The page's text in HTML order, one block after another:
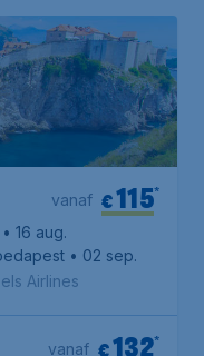
€115*
vanaf
• 16 aug.
• 02 sep.
Airlines
€132*
vanaf